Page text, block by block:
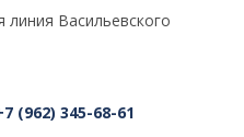
линия Васильевского
(962) 345-68-61